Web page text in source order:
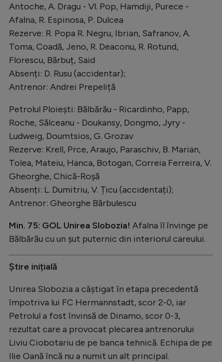
Rugby
Ciclism
Alte sporturi
JO 2024
JO 2026
Intră în cont
Creează cont
Antoche, A. Dragu - Vl. Pop, Hamdiji, Purece -
Afalna, R. Espinosa, P. Dulcea
Rezerve: R. Popa R. Negru, Ibrian, Safranov, A.
Toma, Coadă, Jeno, R. Deaconu, R. Rotund,
Florescu, Bărbuț, Said
Absenți: D. Rusu (accidentar);
Antrenor: Andrei Prepeliță
Petrolul Ploiești: Bălbărău - Ricardinho, Papp,
Roche, Sălceanu - Doukansy, Dongmo, Jyry -
Ludweig, Doumtsios, G. Grozav
Rezerve: Krell, Prce, Araujo, Paraschiv, B. Marian,
Tolea, Mateiu, Hanca, Botogan, Correia Ferreira, V.
Gheorghe, Chică-Roșă
Absenți: L. Dumitriu, V. Țicu (accidentați);
Antrenor: Gheorghe Bărbulescu
Min. 75: GOL Unirea Slobozia! Afalna îl învinge pe
Bălbărău cu un șut puternic din interiorul careului.
Știre inițială
Unirea Slobozia a câștigat în etapa precedentă
împotriva lui FC Hermannstadt, scor 2-0, iar
Petrolul a fost învinsă de Dinamo, scor 0-3,
rezultat care a provocat plecarea antrenorului
Liviu Ciobotariu de pe banca tehnică. Echipa de pe
Ilie Oană încă nu a numit un alt principal.